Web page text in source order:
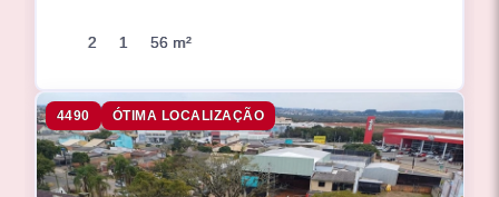
2 1 56 m²
4490 ÓTIMA LOCALIZAÇÃO